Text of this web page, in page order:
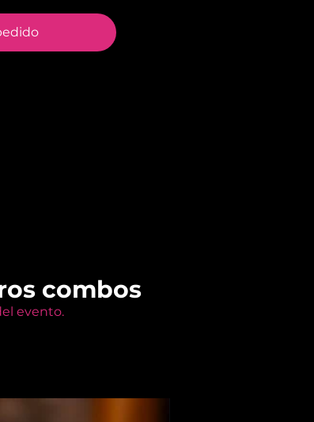
combos
evento.